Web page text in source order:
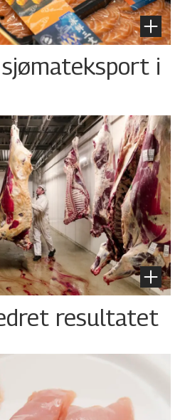
i
resultatet